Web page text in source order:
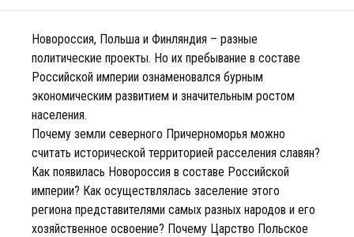
Новороссия, Польша и Финляндия – разные
политические проекты. Но их пребывание в составе
Российской империи ознаменовался бурным
экономическим развитием и значительным ростом
населения.
Почему земли северного Причерноморья можно
считать исторической территорией расселения славян?
Как появилась Новороссия в составе Российской
империи? Как осуществлялась заселение этого
региона представителями самых разных народов и его
хозяйственное освоение? Почему Царство Польское